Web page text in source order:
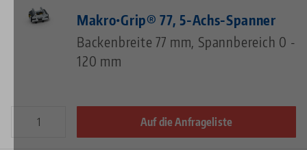
Makro•Grip® 77, 5-Achs-Spanner
Backenbreite 77 mm, Spannbereich 0 -
120 mm
Auf die Anfrageliste